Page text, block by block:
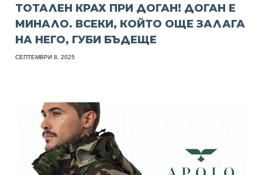
ТОТАЛЕН КРАХ ПРИ ДОГАН! ДОГАН Е
МИНАЛО. ВСЕКИ, КОЙТО ОЩЕ ЗАЛАГА
НА НЕГО, ГУБИ БЪДЕЩЕ
СЕПТЕМВРИ 8, 2025